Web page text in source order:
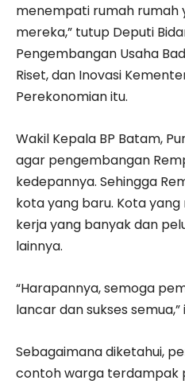
menempati rumah rumah
mereka,” tutup Deputi
Pengembangan Usaha
Riset, dan Inovasi
Perekonomian itu.
Wakil Kepala BP Batam,
agar pengembangan
kedepannya. Sehingga
kota yang baru. Kota
kerja yang banyak dan
lainnya.
“Harapannya, semoga
lancar dan sukses
Sebagaimana diketahui,
contoh warga terdampak